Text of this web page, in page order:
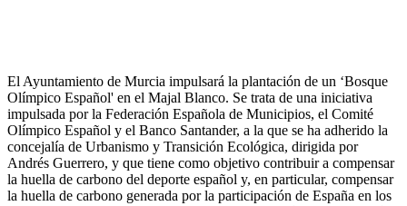
El Ayuntamiento de Murcia impulsará la plantación de un ‘Bosque
Olímpico Español' en el Majal Blanco. Se trata de una iniciativa
impulsada por la Federación Española de Municipios, el Comité
Olímpico Español y el Banco Santander, a la que se ha adherido la
concejalía de Urbanismo y Transición Ecológica, dirigida por
Andrés Guerrero, y que tiene como objetivo contribuir a compensar
la huella de carbono del deporte español y, en particular, compensar
la huella de carbono generada por la participación de España en los